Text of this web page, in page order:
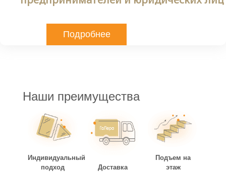
Подробнее
Наши преимущества
Индивидуальный
подход
Доставка
Подъем на
этаж